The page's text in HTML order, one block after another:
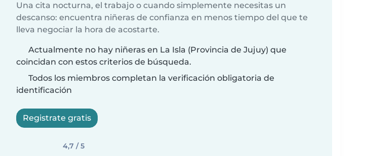
Una cita nocturna, el trabajo o cuando simplemente necesitas un
descanso: encuentra niñeras de confianza en menos tiempo del que te
lleva negociar la hora de acostarte.
Actualmente no hay niñeras en La Isla (Provincia de Jujuy) que
coincidan con estos criterios de búsqueda.
Todos los miembros completan la verificación obligatoria de
identificación
Registrate gratis
4,7 / 5